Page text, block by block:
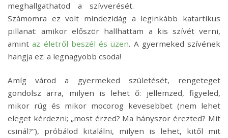
meghallgathatod a szívverését.
Számomra ez volt mindezidág a leginkább katartikus
pillanat: amikor először hallhattam a kis szívét verni,
amintaz életről beszél és üzen. A gyermeked szívének
hangja ez: a legnagyobb csoda!
Amíg várod a gyermeked születését, rengeteget
gondolsz arra, milyen is lehet ő: jellemzed, figyeled,
mikor rúg és mikor mocorog kevesebbet (nem lehet
eleget kérdezni; „most érzed? Ma hányszor érezted? Mit
csinál?”), próbálod kitalálni, milyen is lehet, kitől mit